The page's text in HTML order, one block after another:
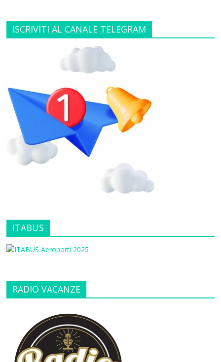
ISCRIVITI AL CANALE TELEGRAM
ITABUS
RADIO VACANZE